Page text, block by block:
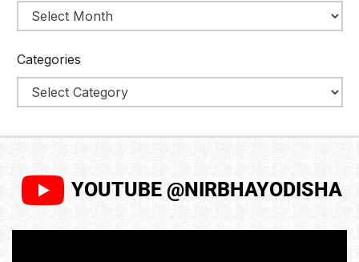
Categories
YOUTUBE @NIRBHAYODISHA